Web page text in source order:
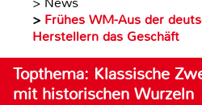
> Frühes WM-Aus der
Herstellern das Geschäft
Topthema: Klassische
mit historischen Wurzeln